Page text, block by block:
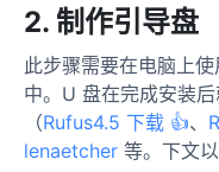
2. 制作引导盘
此步骤需要在电脑上
中。U 盘在完成安装
（Rufus4.5 下载 👍、
lenaetcher 等。下文